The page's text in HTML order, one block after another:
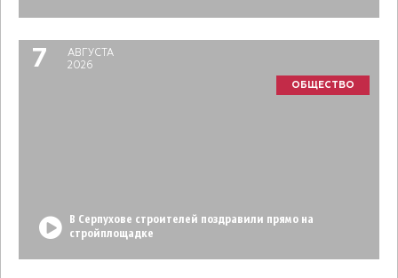
7
АВГУСТА
2026
ОБЩЕСТВО
В Серпухове строителей поздравили прямо на
стройплощадке